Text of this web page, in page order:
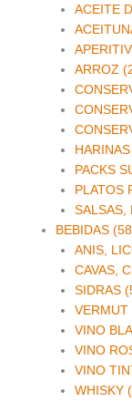
ACEITE
ARROZ
PACKS
PLATOS
SALSAS,
BEBIDAS
ANIS,
CAVAS,
SIDRAS
VERMUT
VINO
VINO
VINO
WHISKY